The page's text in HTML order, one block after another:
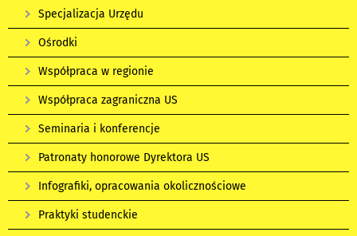
Specjalizacja Urzędu
Ośrodki
Współpraca w regionie
Współpraca zagraniczna US
Seminaria i konferencje
Patronaty honorowe Dyrektora US
Infografiki, opracowania okolicznościowe
Praktyki studenckie